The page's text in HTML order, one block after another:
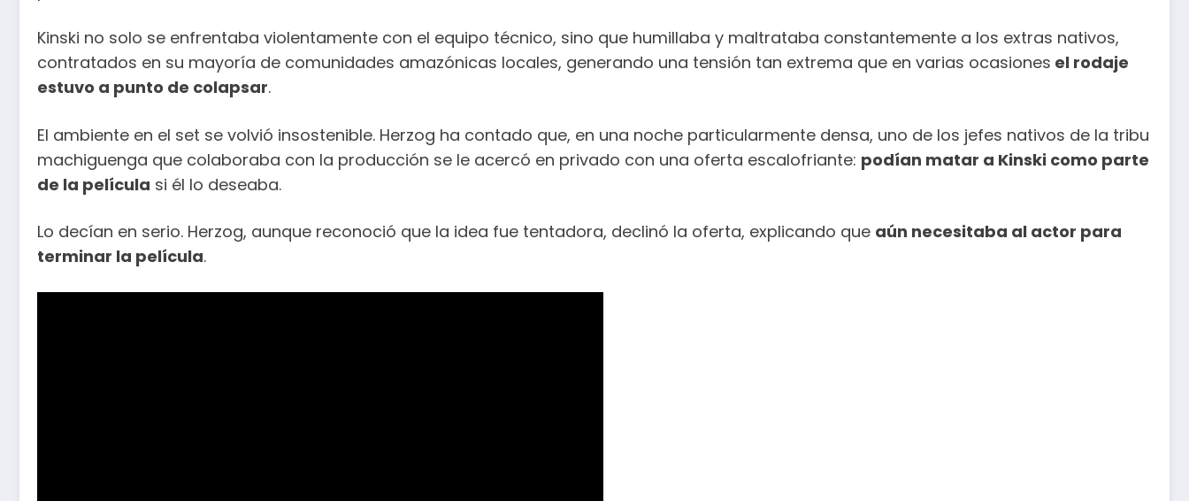
Kinski no solo se enfrentaba violentamente con el equipo técnico, sino que humillaba y maltrataba constantemente a los extras nativos,
contratados en su mayoría de comunidades amazónicas locales, generando una tensión tan extrema que en varias ocasiones el rodaje
estuvo a punto de colapsar.
El ambiente en el set se volvió insostenible. Herzog ha contado que, en una noche particularmente densa, uno de los jefes nativos de la tribu
machiguenga que colaboraba con la producción se le acercó en privado con una oferta escalofriante: podían matar a Kinski como parte
de la película si él lo deseaba.
Lo decían en serio. Herzog, aunque reconoció que la idea fue tentadora, declinó la oferta, explicando que aún necesitaba al actor para
terminar la película.